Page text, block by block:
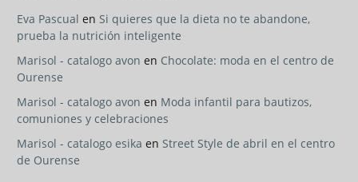
Eva Pascual en Si quieres que la dieta no te abandone,
prueba la nutrición inteligente
Marisol - catalogo avon en Chocolate: moda en el centro de
Ourense
Marisol - catalogo avon en Moda infantil para bautizos,
comuniones y celebraciones
Marisol - catalogo esika en Street Style de abril en el centro
de Ourense